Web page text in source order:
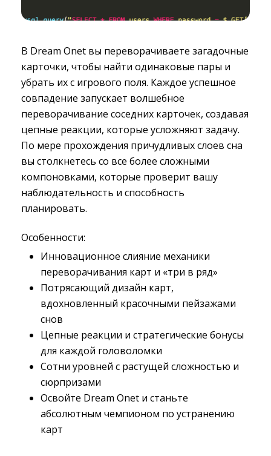
В Dream Onet вы переворачиваете загадочные
карточки, чтобы найти одинаковые пары и
убрать их с игрового поля. Каждое успешное
совпадение запускает волшебное
переворачивание соседних карточек, создавая
цепные реакции, которые усложняют задачу.
По мере прохождения причудливых слоев сна
вы столкнетесь со все более сложными
компоновками, которые проверит вашу
наблюдательность и способность
планировать.
Особенности:
Инновационное слияние механики
переворачивания карт и «три в ряд»
Потрясающий дизайн карт,
вдохновленный красочными пейзажами
снов
Цепные реакции и стратегические бонусы
для каждой головоломки
Сотни уровней с растущей сложностью и
сюрпризами
Освойте Dream Onet и станьте
абсолютным чемпионом по устранению
карт